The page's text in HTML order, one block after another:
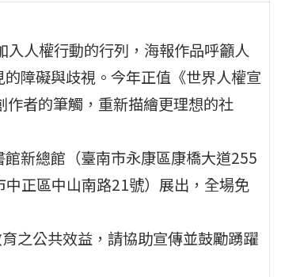
人權行動的行列，海報作品呼籲人
障礙與歧視。今年正值《世界人權宣
者的筆觸，重新描繪更理想的社
新總館（臺南市永康區康橋大道255
正區中山南路21號）展出，全場免
之公共效益，請協助宣傳並鼓勵踴躍